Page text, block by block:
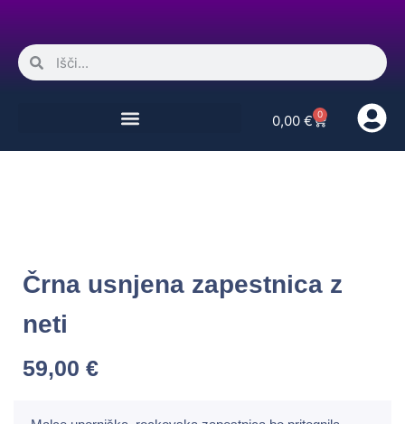
0,00 € 0
Črna usnjena zapestnica z
neti
59,00 €